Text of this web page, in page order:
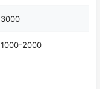
3000
1000-2000